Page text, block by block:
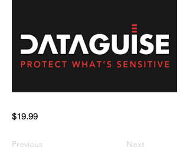
$19.99
Previous Next